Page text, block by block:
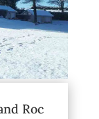
Roc